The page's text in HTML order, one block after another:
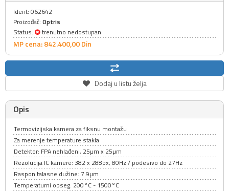
Ident: 062642
Proizođač: Optris
Status:
trenutno nedostupan
MP cena: 842.400,00Din
Dodaj u listu želja
Opis
Termovizijska kamera za fiksnu montažu
Za merenje temperature stakla
Detektor: FPA nehlađeni, 25µm x 25µm
Rezolucija IC kamere: 382 x 288px, 80Hz / podesivo do 27Hz
Raspon talasne dužine: 7.9µm
Temperaturni opseg: 200°C - 1500°C